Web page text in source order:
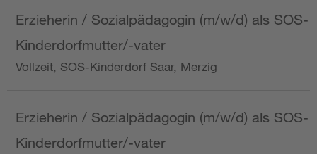
Erzieherin / Sozialpädagogin (m/w/d) als SOS-
Kinderdorfmutter/-vater
Vollzeit, SOS-Kinderdorf Saar, Merzig
Erzieherin / Sozialpädagogin (m/w/d) als SOS-
Kinderdorfmutter/-vater